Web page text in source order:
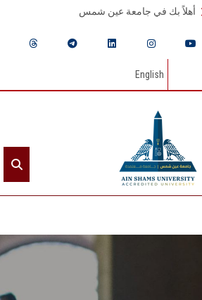
أهلاً بك في جامعة عين شمس
English
الرئيسيـة
عن الجامعة